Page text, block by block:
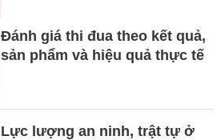
Đánh giá thi đua theo kết quả,
sản phẩm và hiệu quả thực tế
Lực lượng an ninh, trật tự ở